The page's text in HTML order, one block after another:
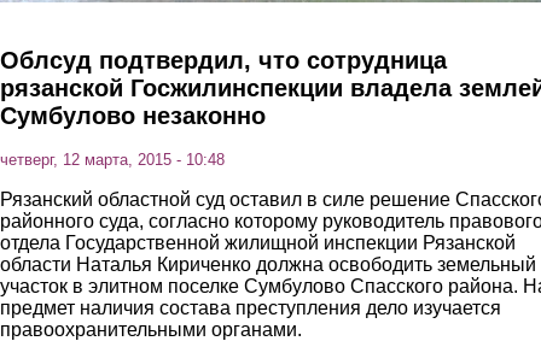
Облсуд подтвердил, что сотрудница
рязанской Госжилинспекции владела
Сумбулово незаконно
четверг, 12 марта, 2015 - 10:48
Рязанский областной суд оставил в силе решение
районного суда, согласно которому руководитель
отдела Государственной жилищной инспекции Рязанской
области Наталья Кириченко должна освободить земельный
участок в элитном поселке Сумбулово Спасского района.
предмет наличия состава преступления дело изучается
правоохранительными органами.